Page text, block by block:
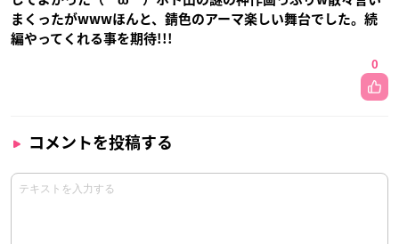
まくったがwwwほんと、錆色のアーマ楽しい舞台でした。続
編やってくれる事を期待!!!
0
コメントを投稿する